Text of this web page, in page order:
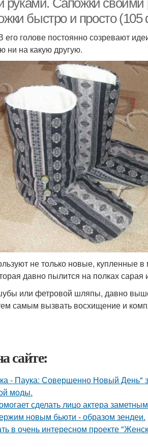
Сапожки своими
быстро и просто
его голове постоянно созревают
ни на какую другую.
не только новые, купленные
давно пылится на полках сарая
или фетровой шляпы, давно
самым вызвать восхищение и
сайте:
- Паука: Совершенно Новый День"
моды.
сделать лицо актера
новым бьюти - образом зендеи.
в очень интересном проекте